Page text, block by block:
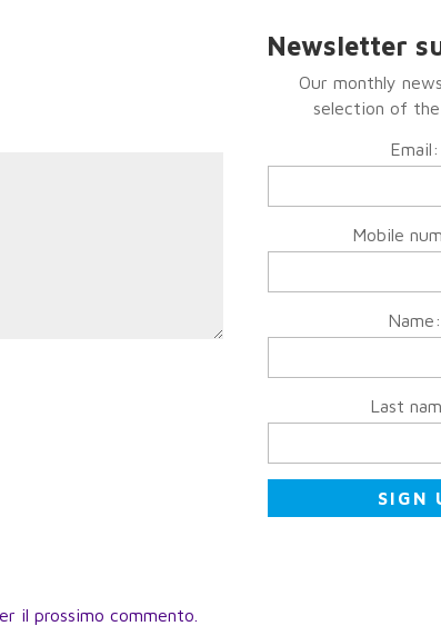
il prossimo commento.
Newsletter
Our monthly
selection of
Email:
Mobile
Name:
Last